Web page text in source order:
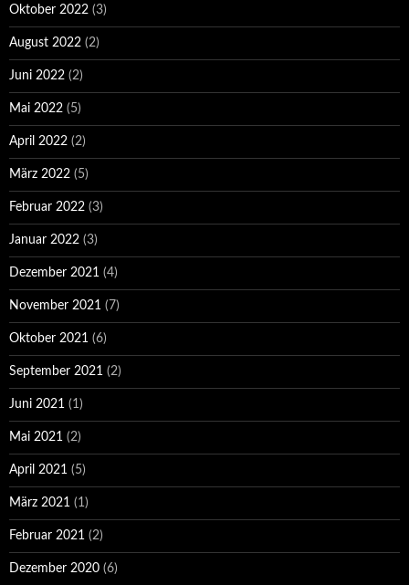
Oktober 2022 (3)
August 2022 (2)
Juni 2022 (2)
Mai 2022 (5)
April 2022 (2)
März 2022 (5)
Februar 2022 (3)
Januar 2022 (3)
Dezember 2021 (4)
November 2021 (7)
Oktober 2021 (6)
September 2021 (2)
Juni 2021 (1)
Mai 2021 (2)
April 2021 (5)
März 2021 (1)
Februar 2021 (2)
Dezember 2020 (6)